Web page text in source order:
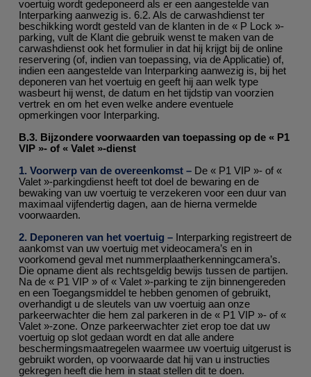
voertuig wordt gedeponeerd als er een aangestelde van
Interparking aanwezig is. 6.2. Als de carwashdienst ter
beschikking wordt gesteld van de klanten in de « P Lock »-
parking, vult de Klant die gebruik wenst te maken van de
carwashdienst ook het formulier in dat hij krijgt bij de online
reservering (of, indien van toepassing, via de Applicatie) of,
indien een aangestelde van Interparking aanwezig is, bij het
deponeren van het voertuig en geeft hij aan welk type
wasbeurt hij wenst, de datum en het tijdstip van voorzien
vertrek en om het even welke andere eventuele
opmerkingen voor Interparking.
B.3. Bijzondere voorwaarden van toepassing op de « P1
VIP »- of « Valet »-dienst
1. Voorwerp van de overeenkomst – De « P1 VIP »- of «
Valet »-parkingdienst heeft tot doel de bewaring en de
bewaking van uw voertuig te verzekeren voor een duur van
maximaal vijfendertig dagen, aan de hierna vermelde
voorwaarden.
2. Deponeren van het voertuig – Interparking registreert de
aankomst van uw voertuig met videocamera’s en in
voorkomend geval met nummerplaatherkenningcamera’s.
Die opname dient als rechtsgeldig bewijs tussen de partijen.
Na de « P1 VIP » of « Valet »-parking te zijn binnengereden
en een Toegangsmiddel te hebben genomen of gebruikt,
overhandigt u de sleutels van uw voertuig aan onze
parkeerwachter die hem zal parkeren in de « P1 VIP »- of «
Valet »-zone. Onze parkeerwachter ziet erop toe dat uw
voertuig op slot gedaan wordt en dat alle andere
beschermingsmaatregelen waarmee uw voertuig uitgerust is
gebruikt worden, op voorwaarde dat hij van u instructies
gekregen heeft die hem in staat stellen dit te doen.